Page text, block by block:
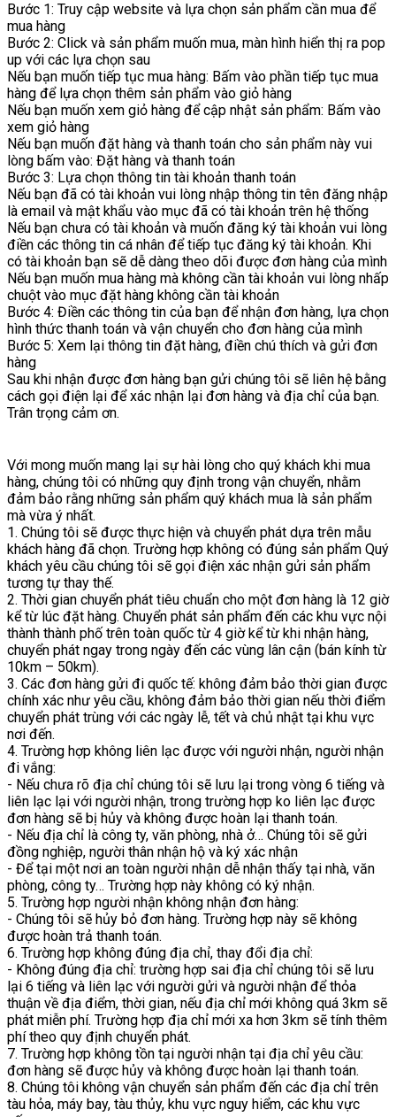
Bước 1: Truy cập website và lựa chọn sản phẩm cần mua để
mua hàng
Bước 2: Click và sản phẩm muốn mua, màn hình hiển thị ra pop
up với các lựa chọn sau
Nếu bạn muốn tiếp tục mua hàng: Bấm vào phần tiếp tục mua
hàng để lựa chọn thêm sản phẩm vào giỏ hàng
Nếu bạn muốn xem giỏ hàng để cập nhật sản phẩm: Bấm vào
xem giỏ hàng
Nếu bạn muốn đặt hàng và thanh toán cho sản phẩm này vui
lòng bấm vào: Đặt hàng và thanh toán
Bước 3: Lựa chọn thông tin tài khoản thanh toán
Nếu bạn đã có tài khoản vui lòng nhập thông tin tên đăng nhập
là email và mật khẩu vào mục đã có tài khoản trên hệ thống
Nếu bạn chưa có tài khoản và muốn đăng ký tài khoản vui lòng
điền các thông tin cá nhân để tiếp tục đăng ký tài khoản. Khi
có tài khoản bạn sẽ dễ dàng theo dõi được đơn hàng của mình
Nếu bạn muốn mua hàng mà không cần tài khoản vui lòng nhấp
chuột vào mục đặt hàng không cần tài khoản
Bước 4: Điền các thông tin của bạn để nhận đơn hàng, lựa chọn
hình thức thanh toán và vận chuyển cho đơn hàng của mình
Bước 5: Xem lại thông tin đặt hàng, điền chú thích và gửi đơn
hàng
Sau khi nhận được đơn hàng bạn gửi chúng tôi sẽ liên hệ bằng
cách gọi điện lại để xác nhận lại đơn hàng và địa chỉ của bạn.
Trân trọng cảm ơn.
Với mong muốn mang lại sự hài lòng cho quý khách khi mua
hàng, chúng tôi có những quy định trong vận chuyển, nhằm
đảm bảo rằng những sản phẩm quý khách mua là sản phẩm
mà vừa ý nhất.
1. Chúng tôi sẽ được thực hiện và chuyển phát dựa trên mẫu
khách hàng đã chọn. Trường hợp không có đúng sản phẩm Quý
khách yêu cầu chúng tôi sẽ gọi điện xác nhận gửi sản phẩm
tương tự thay thế.
2. Thời gian chuyển phát tiêu chuẩn cho một đơn hàng là 12 giờ
kể từ lúc đặt hàng. Chuyển phát sản phẩm đến các khu vực nội
thành thành phố trên toàn quốc từ 4 giờ kể từ khi nhận hàng,
chuyển phát ngay trong ngày đến các vùng lân cận (bán kính từ
10km – 50km).
3. Các đơn hàng gửi đi quốc tế: không đảm bảo thời gian được
chính xác như yêu cầu, không đảm bảo thời gian nếu thời điểm
chuyển phát trùng với các ngày lễ, tết và chủ nhật tại khu vực
nơi đến.
4. Trường hợp không liên lạc được với người nhận, người nhận
đi vắng:
- Nếu chưa rõ địa chỉ chúng tôi sẽ lưu lại trong vòng 6 tiếng và
liên lạc lại với người nhận, trong trường hợp ko liên lạc được
đơn hàng sẽ bị hủy và không được hoàn lại thanh toán.
- Nếu địa chỉ là công ty, văn phòng, nhà ở… Chúng tôi sẽ gửi
đồng nghiệp, người thân nhận hộ và ký xác nhận
- Để tại một nơi an toàn người nhận dễ nhận thấy tại nhà, văn
phòng, công ty… Trường hợp này không có ký nhận.
5. Trường hợp người nhận không nhận đơn hàng:
- Chúng tôi sẽ hủy bỏ đơn hàng. Trường hợp này sẽ không
được hoàn trả thanh toán.
6. Trường hợp không đúng địa chỉ, thay đổi địa chỉ:
- Không đúng địa chỉ: trường hợp sai địa chỉ chúng tôi sẽ lưu
lại 6 tiếng và liên lạc với người gửi và người nhận để thỏa
thuận về địa điểm, thời gian, nếu địa chỉ mới không quá 3km sẽ
phát miễn phí. Trường hợp địa chỉ mới xa hơn 3km sẽ tính thêm
phí theo quy định chuyển phát.
7. Trường hợp không tồn tại người nhận tại địa chỉ yêu cầu:
đơn hàng sẽ được hủy và không được hoàn lại thanh toán.
8. Chúng tôi không vận chuyển sản phẩm đến các địa chỉ trên
tàu hỏa, máy bay, tàu thủy, khu vực nguy hiểm, các khu vực